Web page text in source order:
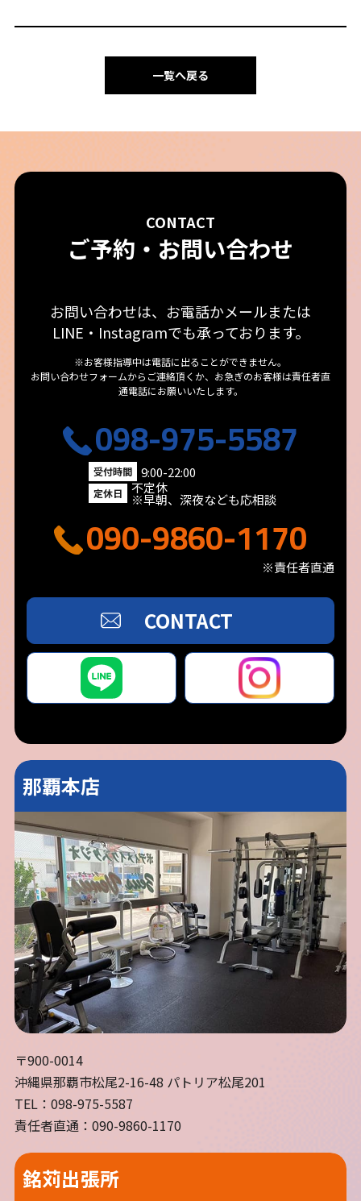
一覧へ戻る
CONTACT
ご予約・お問い合わせ
お問い合わせは、お電話かメールまたは
LINE・Instagramでも承っております。
※お客様指導中は電話に出ることができません。
お問い合わせフォームからご連絡頂くか、お急ぎのお客様は責任者直
通電話にお願いいたします。
098-975-5587
受付時間 9:00-22:00
定休日 不定休
※早朝、深夜なども応相談
090-9860-1170
※責任者直通
CONTACT
那覇本店
〒900-0014
沖縄県那覇市松尾2-16-48 パトリア松尾201
TEL：098-975-5587
責任者直通：090-9860-1170
銘苅出張所